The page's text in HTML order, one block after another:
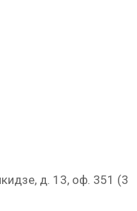
д. 13, оф. 351 (3